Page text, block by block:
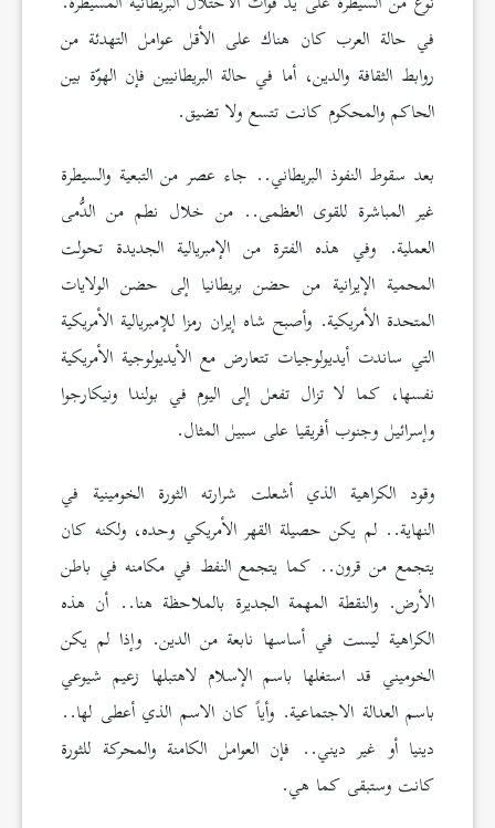
في حالة العرب كان هناك على الأقل عوامل التهدئة من
روابط الثقافة والدين، أما في حالة البريطانيين فإن الهوّة بين
الحاكم والمحكوم كانت تتسع ولا تضيق.
بعد سقوط النفوذ البريطاني.. جاء عصر من التبعية والسيطرة
غير المباشرة للقوى العظمى.. من خلال نطم من الدُّمى
العملية. وفي هذه الفترة من الإمبريالية الجديدة تحولت
المحمية الإيرانية من حضن بريطانيا إلى حضن الولايات
المتحدة الأمريكية. وأصبح شاه إيران رمزا للإمبريالية الأمريكية
التي ساندت أيديولوجيات تتعارض مع الأيديولوجية الأمريكية
نفسها، كما لا تزال تفعل إلى اليوم في بولندا ونيكارجوا
وإسرائيل وجنوب أفريقيا على سبيل المثال.
وقود الكراهية الذي أشعلت شرارته الثورة الخومينية في
النهاية.. لم يكن حصيلة القهر الأمريكي وحده، ولكنه كان
يتجمع من قرون.. كما يتجمع النفط في مكامنه في باطن
الأرض. والنقطة المهمة الجديرة بالملاحظة هنا.. أن هذه
الكراهية ليست في أساسها نابعة من الدين. وإذا لم يكن
الخوميني قد استغلها باسم الإسلام لاهتبلها زعيم شيوعي
باسم العدالة الاجتماعية. وأياً كان الاسم الذي أعطى لها..
دينيا أو غير ديني.. فإن العوامل الكامنة والمحركة للثورة
كانت وستبقى كما هي.